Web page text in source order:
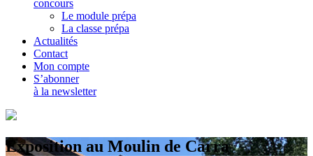
concours
Le module prépa
La classe prépa
Actualités
Contact
Mon compte
S’abonner
à la newsletter
Exposition au Moulin de Carra